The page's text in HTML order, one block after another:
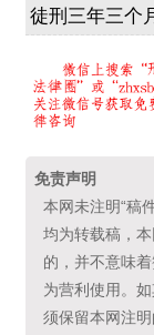
徒刑三年三个
免责声明
本网未注明“稿
均为转载稿，
的，并不意味
为营利使用。
须保留本网注